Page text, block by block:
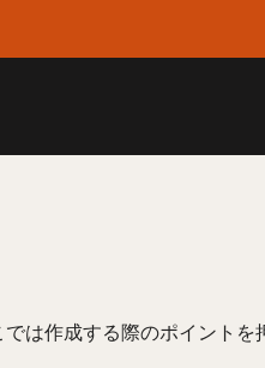
は作成する際のポイントを